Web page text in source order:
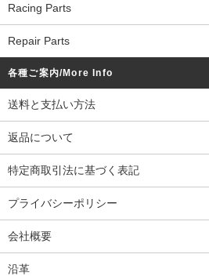
Racing Parts
Repair Parts
各種ご案内/More Info
送料と支払い方法
返品について
特定商取引法に基づく表記
プライバシーポリシー
会社概要
沿革